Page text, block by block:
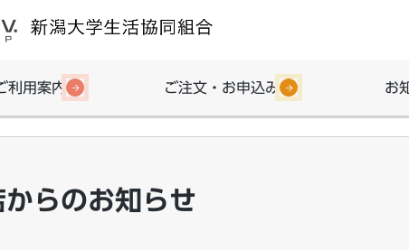
利用案内 ご注文・お申込み お
からのお知らせ